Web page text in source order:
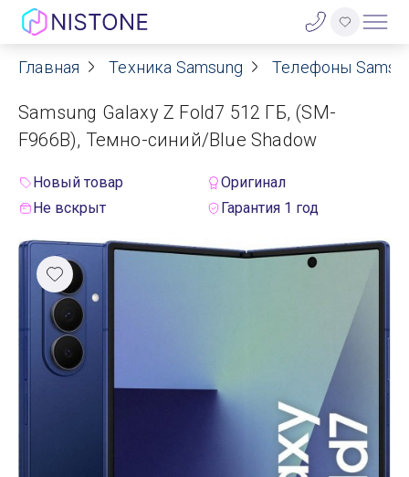
Акции
О нас
Договор оферты
Реквизиты
Контакты
Гарантия
Главная Техника Samsung Телефоны
Samsung Galaxy Z Fold7 512 ГБ, (SM-
F966B), Темно-синий/Blue Shadow
Новый товар
Оригинал
Не вскрыт
Гарантия 1 год